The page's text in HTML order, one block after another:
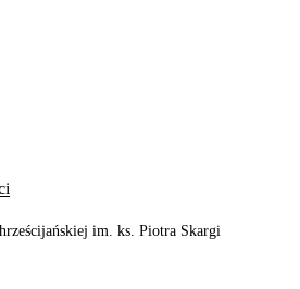
im. ks. Piotra Skargi